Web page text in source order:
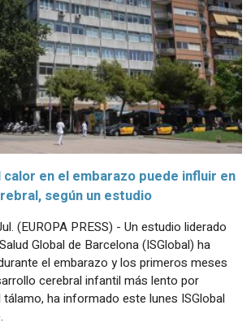
calor en el embarazo puede influir en
según un estudio
(EUROPA PRESS) - Un estudio liderado
Global de Barcelona (ISGlobal) ha
el embarazo y los primeros meses
cerebral infantil más lento por
ha informado este lunes ISGlobal